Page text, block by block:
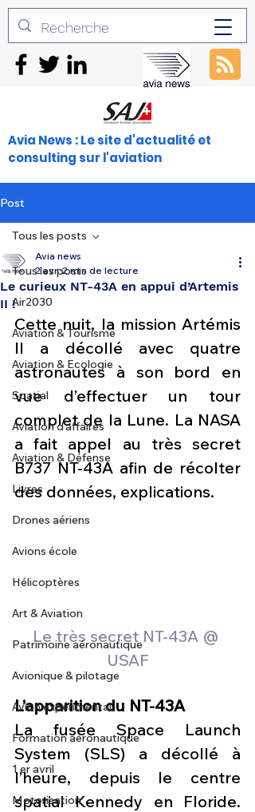
Avia News : Le site d'actualité et
consulting sur l'aviation
Post
Tous les posts
Air2030
Aviation & Tourisme
Aviation & Ecologie
Spatial
Aviation d'affaires
Aviation & Défense
Livres
Drones aériens
Avions école
Hélicoptères
Art & Aviation
Patrimoine aéronautique
Avionique & pilotage
Avion expérimental
Formation aéronautique
1 er avril
Motorisation
Tous les posts
Le curieux NT-43A en appui d’Artemis
II !
Avia news
2 avr. 2 min de lecture
Cette nuit, la mission Artémis
II a décollé avec quatre
astronautes à son bord en
vue d’effectuer un tour
complet de la Lune. La NASA
a fait appel au très secret
B737 NT-43A afin de récolter
des données, explications.
Le très secret NT-43A @
USAF
L’apparition du NT-43A
La fusée Space Launch
System (SLS) a décollé à
l’heure, depuis le centre
spatial Kennedy en Floride.